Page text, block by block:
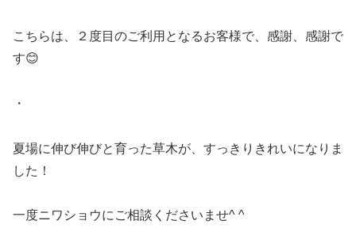
こちらは、２度目のご利用となるお客様で、感謝、感謝で
す😊
・
夏場に伸び伸びと育った草木が、すっきりきれいになりま
した！
一度ニワショウにご相談くださいませ^ ^